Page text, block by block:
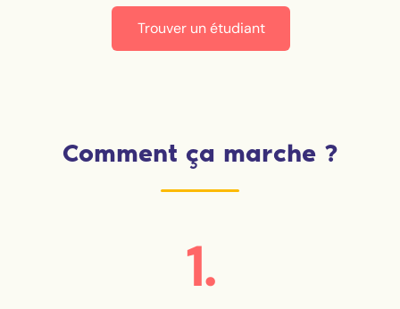
Trouver un étudiant
Comment ça marche ?
1.